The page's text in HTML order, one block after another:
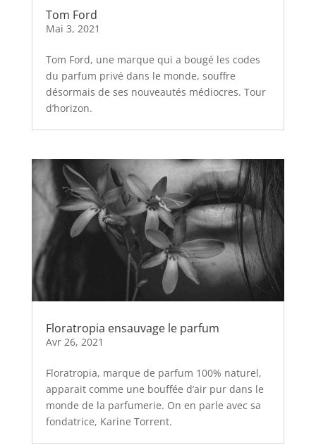
Tom Ford
Mai 3, 2021
Tom Ford, une marque qui a bougé les codes
du parfum privé dans le monde, souffre
désormais de ses nouveautés médiocres. Tour
d’horizon.
Floratropia ensauvage le parfum
Avr 26, 2021
Floratropia, marque de parfum 100% naturel,
apparait comme une bouffée d’air pur dans le
monde de la parfumerie. On en parle avec sa
fondatrice, Karine Torrent.